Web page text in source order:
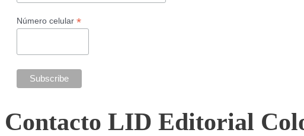
Número celular *
Contacto LID Editorial